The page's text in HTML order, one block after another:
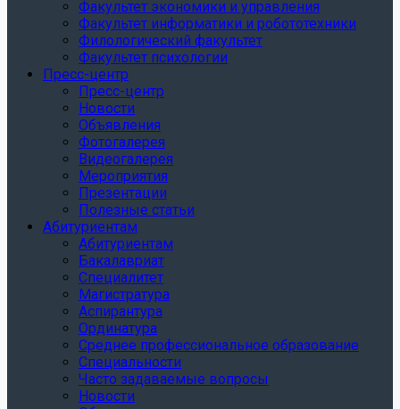
Факультет экономики и управления
Факультет информатики и робототехники
Филологический факультет
Факультет психологии
Пресс-центр
Пресс-центр
Новости
Объявления
Фотогалерея
Видеогалерея
Мероприятия
Презентации
Полезные статьи
Абитуриентам
Абитуриентам
Бакалавриат
Специалитет
Магистратура
Аспирантура
Ординатура
Среднее профессиональное образование
Специальности
Часто задаваемые вопросы
Новости